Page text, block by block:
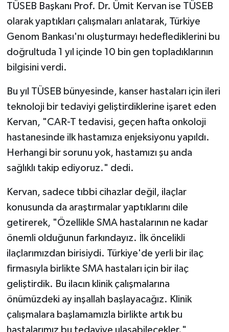
TÜSEB Başkanı Prof. Dr. Ümit Kervan ise TÜSEB
olarak yaptıkları çalışmaları anlatarak, Türkiye
Genom Bankası'nı oluşturmayı hedeflediklerini bu
doğrultuda 1 yıl içinde 10 bin gen topladıklarının
bilgisini verdi.
Bu yıl TÜSEB bünyesinde, kanser hastaları için ileri
teknoloji bir tedaviyi geliştirdiklerine işaret eden
Kervan, "CAR-T tedavisi, geçen hafta onkoloji
hastanesinde ilk hastamıza enjeksiyonu yapıldı.
Herhangi bir sorunu yok, hastamızı şu anda
sağlıklı takip ediyoruz." dedi.
Kervan, sadece tıbbi cihazlar değil, ilaçlar
konusunda da araştırmalar yaptıklarını dile
getirerek, "Özellikle SMA hastalarının ne kadar
önemli olduğunun farkındayız. İlk öncelikli
ilaçlarımızdan birisiydi. Türkiye'de yerli bir ilaç
firmasıyla birlikte SMA hastaları için bir ilaç
geliştirdik. Bu ilacın klinik çalışmalarına
önümüzdeki ay inşallah başlayacağız. Klinik
çalışmalara başlamamızla birlikte artık bu
hastalarımız bu tedaviye ulaşabilecekler."